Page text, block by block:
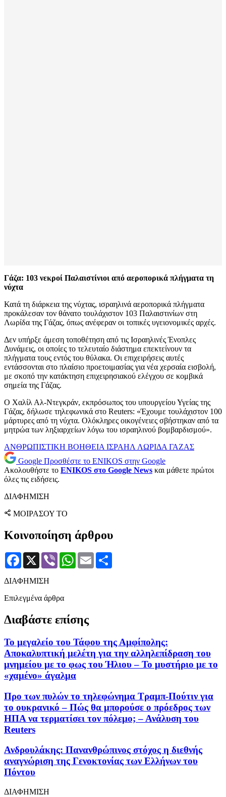
Γάζα: 103 νεκροί Παλαιστίνιοι από αεροπορικά πλήγματα τη
νύχτα
Κατά τη διάρκεια της νύχτας, ισραηλινά αεροπορικά πλήγματα
προκάλεσαν τον θάνατο τουλάχιστον 103 Παλαιστινίων στη
Λωρίδα της Γάζας, όπως ανέφεραν οι τοπικές υγειονομικές αρχές.
Δεν υπήρξε άμεση τοποθέτηση από τις Ισραηλινές Ένοπλες
Δυνάμεις, οι οποίες το τελευταίο διάστημα επεκτείνουν τα
πλήγματα τους εντός του θύλακα. Οι επιχειρήσεις αυτές
εντάσσονται στο πλαίσιο προετοιμασίας για νέα χερσαία εισβολή,
με σκοπό την κατάκτηση επιχειρησιακού ελέγχου σε κομβικά
σημεία της Γάζας.
Ο Χαλίλ Αλ-Ντεγκράν, εκπρόσωπος του υπουργείου Υγείας της
Γάζας, δήλωσε τηλεφωνικά στο Reuters: «Έχουμε τουλάχιστον 100
μάρτυρες από τη νύχτα. Ολόκληρες οικογένειες σβήστηκαν από τα
μητρώα των ληξιαρχείων λόγω του ισραηλινού βομβαρδισμού».
ΑΝΘΡΩΠΙΣΤΙΚΗ ΒΟΗΘΕΙΑ ΙΣΡΑΗΛ ΛΩΡΙΔΑ ΓΑΖΑΣ
Google Προσθέστε το ENIKOS στην Google
Ακολουθήστε το ENIKOS στο Google News και μάθετε πρώτοι
όλες τις ειδήσεις.
ΔΙΑΦΗΜΙΣΗ
ΜΟΙΡΑΣΟΥ ΤΟ
Κοινοποίηση άρθρου
Facebook
X Viber WhatsApp
Email
ΔΙΑΦΗΜΙΣΗ
Επιλεγμένα άρθρα
Διαβάστε επίσης
Το μεγαλείο του Τάφου της Αμφίπολης:
Αποκαλυπτική μελέτη για την αλληλεπίδραση του
μνημείου με το φως του Ήλιου – Το μυστήριο με το
«χαμένο» άγαλμα
Προ των πυλών το τηλεφώνημα Τραμπ-Πούτιν για
το ουκρανικό – Πώς θα μπορούσε ο πρόεδρος των
ΗΠΑ να τερματίσει τον πόλεμο; – Ανάλυση του
Reuters
Ανδρουλάκης: Πανανθρώπινος στόχος η διεθνής
αναγνώριση της Γενοκτονίας των Ελλήνων του
Πόντου
ΔΙΑΦΗΜΙΣΗ